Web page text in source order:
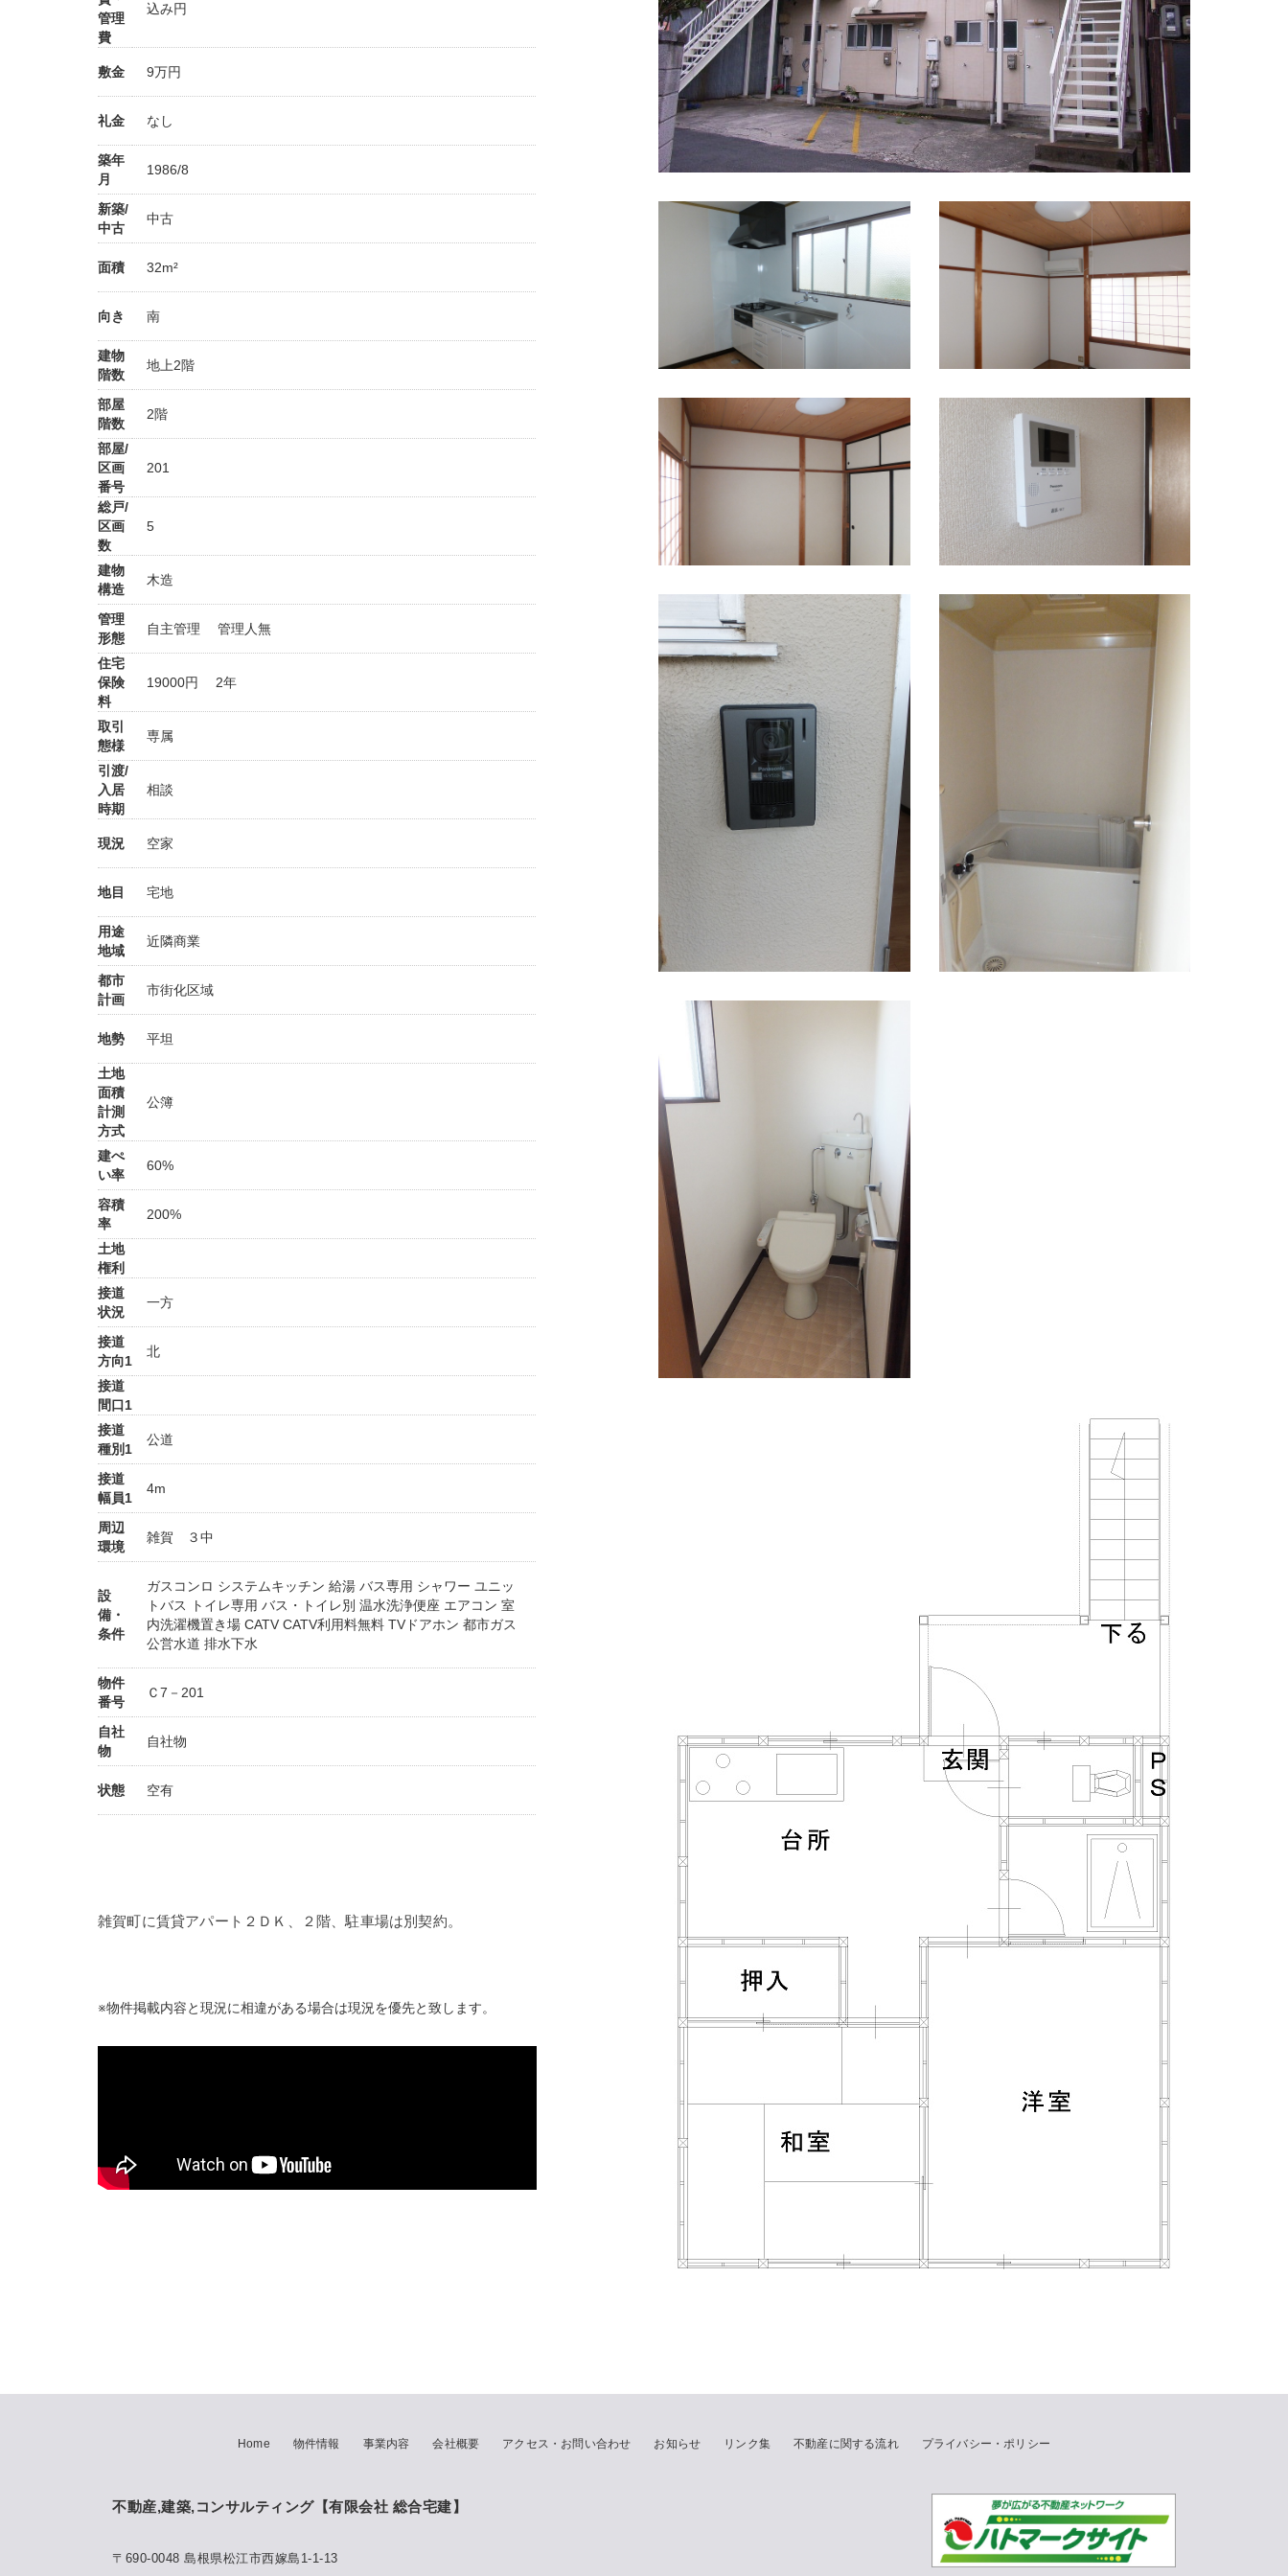
管理
費
込み円
敷金 9万円
礼金 なし
築年
月
1986/8
新築/
中古
中古
面積 32m²
向き 南
建物
階数
地上2階
部屋
階数
2階
部屋/
区画
番号
201
総戸/
区画
数
5
建物
構造
木造
管理
形態
自主管理 管理人無
住宅
保険
料
19000円 2年
取引
態様
専属
引渡/
入居
時期
相談
現況 空家
地目 宅地
用途
地域
近隣商業
都市
計画
市街化区域
地勢 平坦
土地
面積
計測
方式
公簿
建ぺ
い率
60%
容積
率
200%
土地
権利
接道
状況
一方
接道
方向1
北
接道
間口1
接道
種別1
公道
接道
幅員1
4m
周辺
環境
雑賀 ３中
設
備・
条件
ガスコンロ システムキッチン 給湯 バス専用 シャワー ユニッ
トバス
トイレ専用 バス・トイレ別 温水洗浄便座 エアコン 室
内洗濯機置き場 CATV CATV利用料無料 TVドアホン 都市ガス
公営水道 排水下水
物件
番号
Ｃ7－201
自社
物
自社物
状態 空有
雑賀町に賃貸アパート２ＤＫ、２階、駐車場は別契約。
※物件掲載内容と現況に相違がある場合は現況を優先と致します。
Home 物件情報 事業内容 会社概要 アクセス・お問い合わせ お知らせ リンク集 不動産に関する流れ プライバシー・ポリシー
不動産,建築,コンサルティング【有限会社 総合宅建】
〒690-0048 島根県松江市西嫁島1-1-13